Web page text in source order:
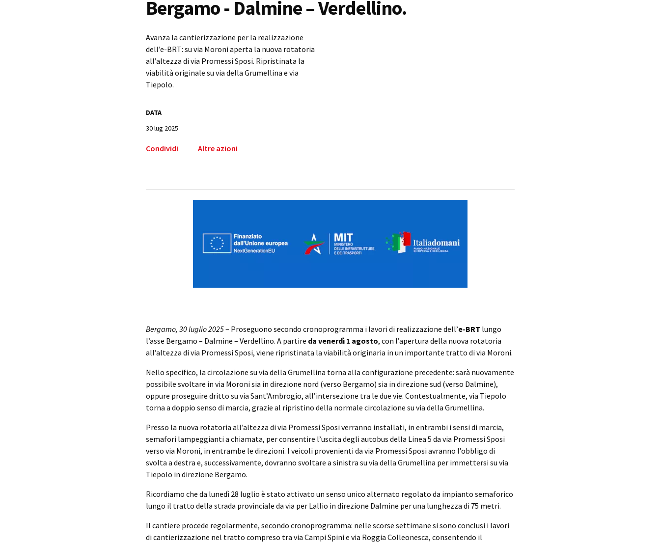
Bergamo - Dalmine – Verdellino.
Avanza la cantierizzazione per la realizzazione
dell’e-BRT: su via Moroni aperta la nuova rotatoria
all’altezza di via Promessi Sposi. Ripristinata la
viabilità originale su via della Grumellina e via
Tiepolo.
DATA
30 lug 2025
Condividi Altre azioni
Bergamo, 30 luglio 2025– Proseguono secondo cronoprogramma i lavori di realizzazione dell’e-BRT lungo
l’asse Bergamo – Dalmine – Verdellino. A partire da venerdì 1 agosto, con l’apertura della nuova rotatoria
all’altezza di via Promessi Sposi, viene ripristinata la viabilità originaria in un importante tratto di via Moroni.
Nello specifico, la circolazione su via della Grumellina torna alla configurazione precedente: sarà nuovamente
possibile svoltare in via Moroni sia in direzione nord (verso Bergamo) sia in direzione sud (verso Dalmine),
oppure proseguire dritto su via Sant’Ambrogio, all’intersezione tra le due vie. Contestualmente, via Tiepolo
torna a doppio senso di marcia, grazie al ripristino della normale circolazione su via della Grumellina.
Presso la nuova rotatoria all’altezza di via Promessi Sposi verranno installati, in entrambi i sensi di marcia,
semafori lampeggianti a chiamata, per consentire l’uscita degli autobus della Linea 5 da via Promessi Sposi
verso via Moroni, in entrambe le direzioni. I veicoli provenienti da via Promessi Sposi avranno l’obbligo di
svolta a destra e, successivamente, dovranno svoltare a sinistra su via della Grumellina per immettersi su via
Tiepolo in direzione Bergamo.
Ricordiamo che da lunedì 28 luglio è stato attivato un senso unico alternato regolato da impianto semaforico
lungo il tratto della strada provinciale da via per Lallio in direzione Dalmine per una lunghezza di 75 metri.
Il cantiere procede regolarmente, secondo cronoprogramma: nelle scorse settimane si sono conclusi i lavori
di cantierizzazione nel tratto compreso tra via Campi Spini e via Roggia Colleonesca, consentendo il